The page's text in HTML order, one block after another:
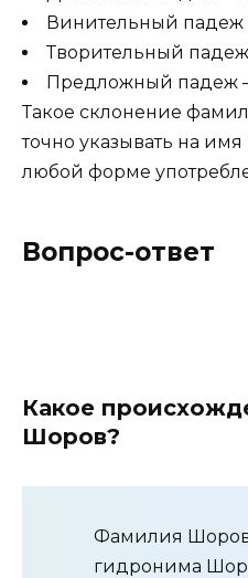
Винительный
Творительный
Предложный падеж
Такое склонение
точно указывать на
любой форме
Вопрос-ответ
Какое
Шоров?
Фамилия Шоров
гидронима